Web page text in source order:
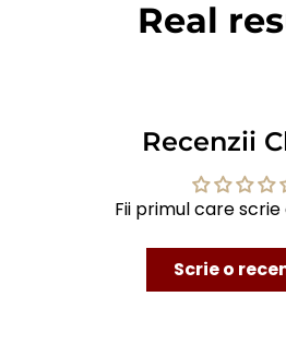
Real
Recenzii
Fii primul care
Scrie o